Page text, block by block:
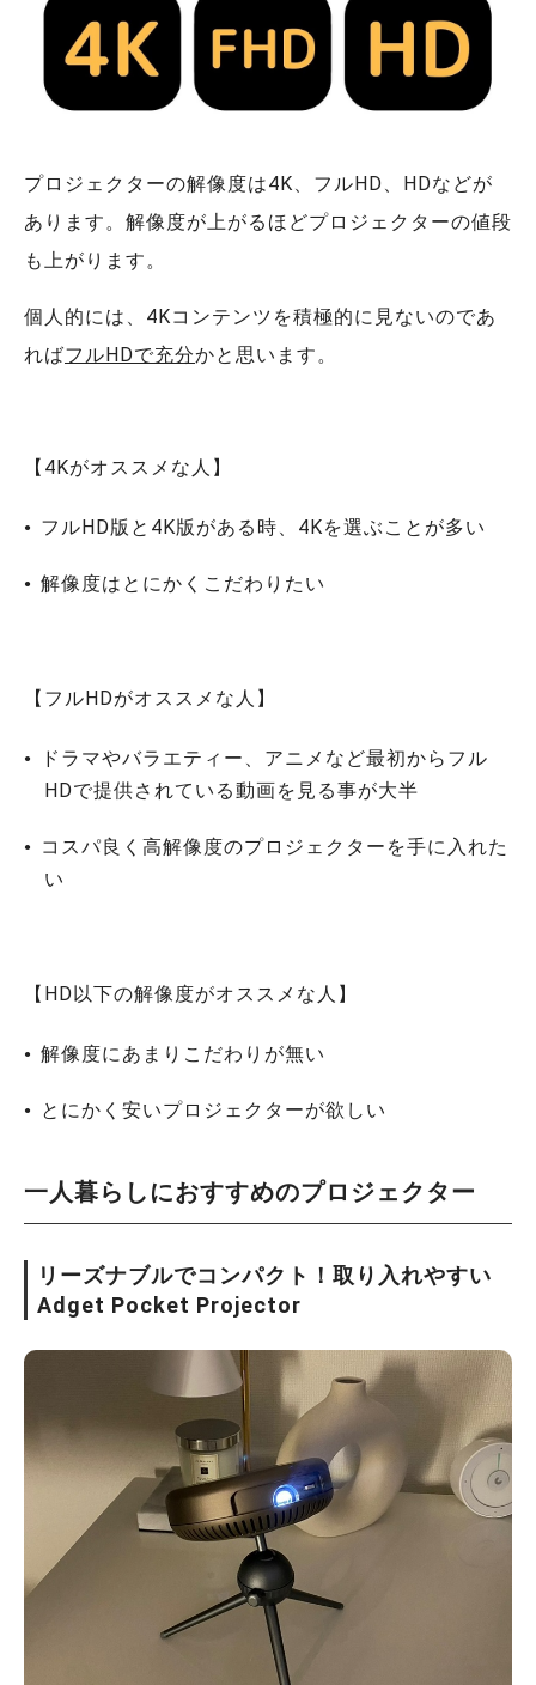
プロジェクターの解像度は4K、フルHD、HDなどが
あります。解像度が上がるほどプロジェクターの値段
も上がります。
個人的には、4Kコンテンツを積極的に見ないのであ
ればフルHDで充分かと思います。
【4Kがオススメな人】
フルHD版と4K版がある時、4Kを選ぶことが多い
解像度はとにかくこだわりたい
【フルHDがオススメな人】
ドラマやバラエティー、アニメなど最初からフル
HDで提供されている動画を見る事が大半
コスパ良く高解像度のプロジェクターを手に入れた
い
【HD以下の解像度がオススメな人】
解像度にあまりこだわりが無い
とにかく安いプロジェクターが欲しい
一人暮らしにおすすめのプロジェクター
リーズナブルでコンパクト！取り入れやすい
Adget Pocket Projector